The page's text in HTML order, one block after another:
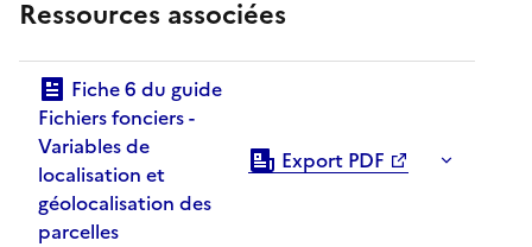
Ressources associées
Fichiers fonciers -
Variables de
localisation et
géolocalisation des
parcelles
Export PDF